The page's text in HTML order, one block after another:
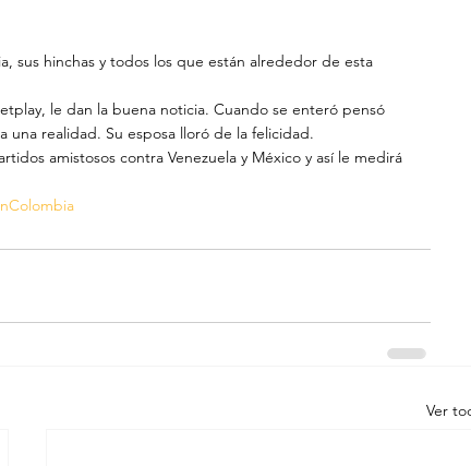
sus hinchas y todos los que están alrededor de esta
le dan la buena noticia. Cuando se enteró pensó
realidad. Su esposa lloró de la felicidad.
amistosos contra Venezuela y México y así le medirá
Ver